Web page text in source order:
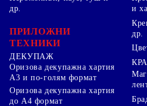
др.
ПРИЛОЖНИ
ТЕХНИКИ
ДЕКУПАЖ
Оризова декупажна хартия
А3 и по-голям формат
Оризова декупажна хартия
до А4 формат
и
др.